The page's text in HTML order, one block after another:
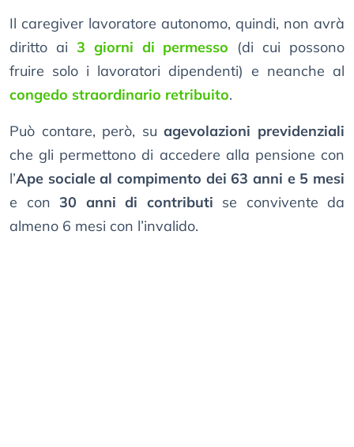
Il caregiver lavoratore autonomo, quindi, non avrà
diritto ai 3 giorni di permesso (di cui possono
fruire solo i lavoratori dipendenti) e neanche al
congedo straordinario retribuito.
Può contare, però, suagevolazioni previdenziali
che gli permettono di accedere alla pensione con
l’Ape sociale al compimento dei 63 anni e 5 mesi
e con 30 anni di contributi se convivente da
almeno 6 mesi con l’invalido.